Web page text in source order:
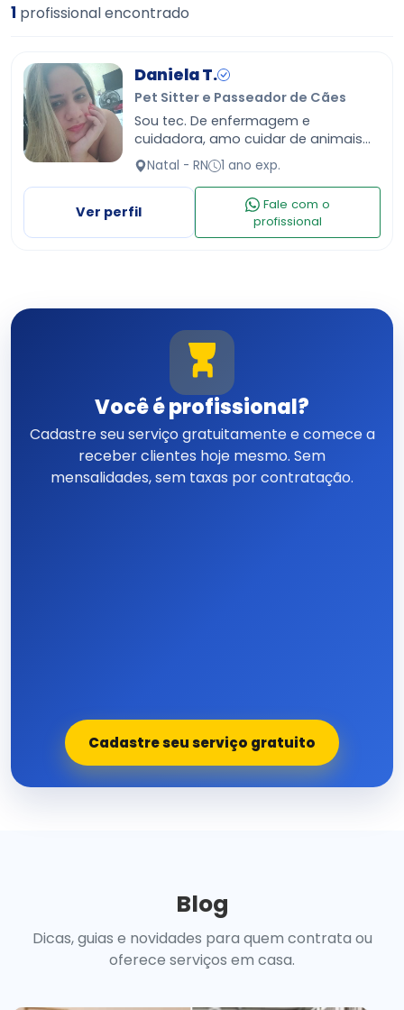
1 profissional encontrado
Daniela T.
Pet Sitter e Passeador de Cães
Sou tec. De enfermagem e
cuidadora, amo cuidar de animais
principalmente gatos.
Natal - RN 1 ano exp.
Ver perfil
Fale com o
profissional
Você é profissional?
Cadastre seu serviço gratuitamente e comece a
receber clientes hoje mesmo. Sem
mensalidades, sem taxas por contratação.
Cadastre seu serviço gratuito
Blog
Dicas, guias e novidades para quem contrata ou
oferece serviços em casa.